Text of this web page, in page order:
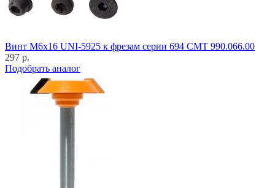
Винт M6x16 UNI-5925 к фрезам серии 694 CMT 990.066.00
297 р.
Подобрать аналог